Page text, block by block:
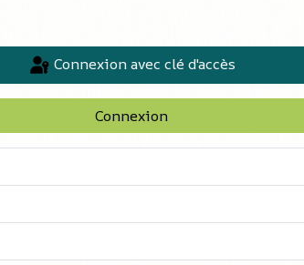
Connexion avec clé d'accès
Connexion